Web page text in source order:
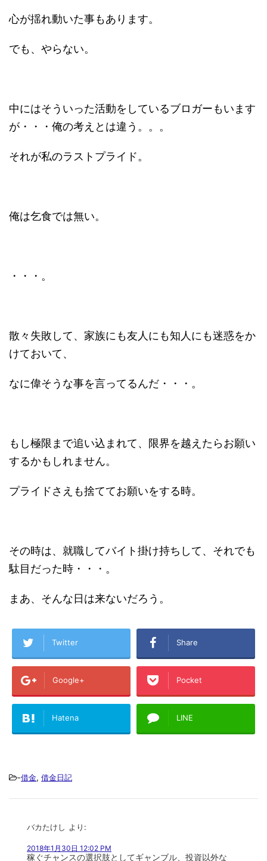
心が揺れ動いた事もあります。
でも、やらない。
中にはそういった活動をしているブロガーもいます
が・・・俺の考えとは違う。。。
それが私のラストプライド。
俺は乞食では無い。
・・・。
散々失敗して、家族にも友人にも知人にも迷惑をか
けておいて、
なに偉そうな事を言ってるんだ・・・。
もし極限まで追い込まれて、限界を越えたらお願い
するかもしれません。
プライドさえも捨ててお願いをする時。
その時は、就職してバイト掛け持ちして、それでも
駄目だった時・・・。
まあ、そんな日は来ないだろう。
Twitter Share
Google+ Pocket
Hatena LINE
-借金, 借金日記
バカたけし より:
2018年1月30日 12:02 PM
稼ぐチャンスの選択肢としてギャンブル、投資以外な